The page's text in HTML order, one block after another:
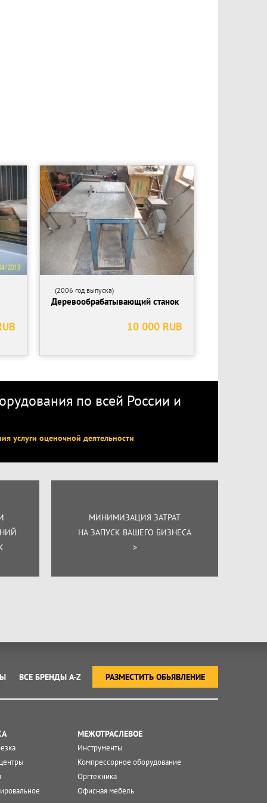
(2006 год выпуска)
Деревообрабатывающий станок
10 000 RUB
по всей России и
услуги оценочной деятельности
МИНИМИЗАЦИЯ ЗАТРАТ
НА ЗАПУСК ВАШЕГО БИЗНЕСА
>
РАЗМЕСТИТЬ ОБЬЯВЛЕНИЕ
ВСЕ БРЕНДЫ A-Z
МЕЖОТРАСЛЕВОЕ
Инструменты
Компрессорное оборудование
Оргтехника
Офисная мебель